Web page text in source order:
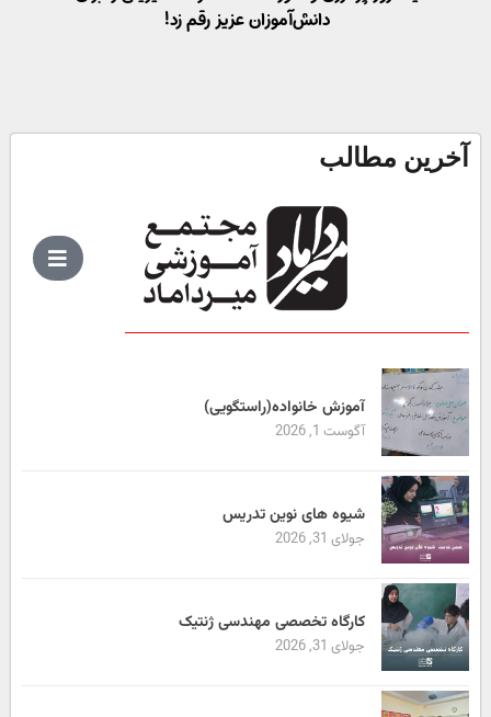
دانش‌آموزان عزیز رقم زد!
آخرین مطالب
آموزش خانواده(راستگویی)
آگوست 1, 2026
شیوه های نوین تدریس
جولای 31, 2026
کارگاه تخصصی مهندسی ژنتیک
جولای 31, 2026